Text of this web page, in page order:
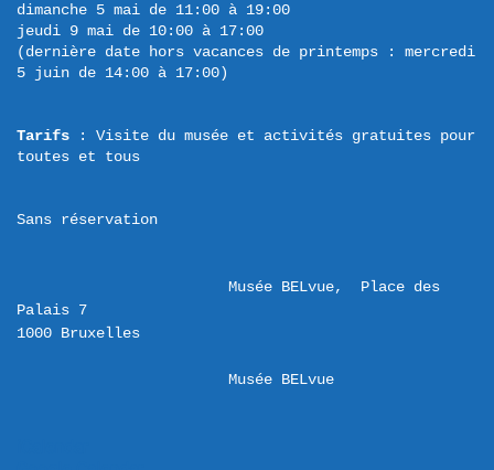
dimanche 5 mai de 11:00 à 19:00
jeudi 9 mai de 10:00 à 17:00
(dernière date hors vacances de printemps : mercredi
5 juin de 14:00 à 17:00)
Tarifs
: Visite du musée et activités gratuites pour
toutes et tous
Sans réservation
Musée BELvue,  Place des
Palais 7
Musée BELvue